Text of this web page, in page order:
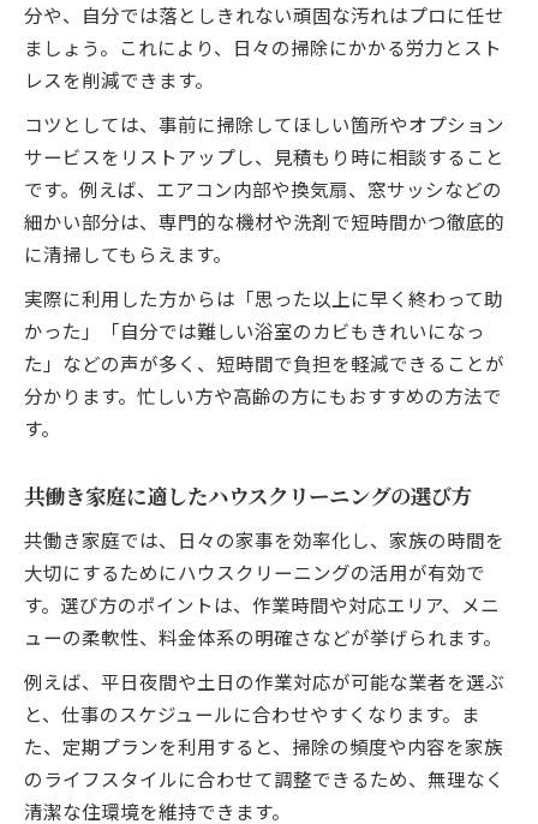
負担減に役立つ効率的な掃除ポイント
ハウスクリーニングで掃除負担を減らす秘
策
効率良く掃除するためのハウスクリーニン
グ術
ハウスクリーニングで手間を大幅に省く方
法
日常の負担を軽減するハウスクリーニング
活用法
ハウスクリーニングで家事時間を短縮する
コツ
分や、自分では落としきれない頑固な汚れはプロに任せ
ましょう。これにより、日々の掃除にかかる労力とスト
レスを削減できます。
コツとしては、事前に掃除してほしい箇所やオプション
サービスをリストアップし、見積もり時に相談すること
です。例えば、エアコン内部や換気扇、窓サッシなどの
細かい部分は、専門的な機材や洗剤で短時間かつ徹底的
に清掃してもらえます。
実際に利用した方からは「思った以上に早く終わって助
かった」「自分では難しい浴室のカビもきれいになっ
た」などの声が多く、短時間で負担を軽減できることが
分かります。忙しい方や高齢の方にもおすすめの方法で
す。
共働き家庭に適したハウスクリーニングの選び方
共働き家庭では、日々の家事を効率化し、家族の時間を
大切にするためにハウスクリーニングの活用が有効で
す。選び方のポイントは、作業時間や対応エリア、メニ
ューの柔軟性、料金体系の明確さなどが挙げられます。
例えば、平日夜間や土日の作業対応が可能な業者を選ぶ
と、仕事のスケジュールに合わせやすくなります。ま
た、定期プランを利用すると、掃除の頻度や内容を家族
のライフスタイルに合わせて調整できるため、無理なく
清潔な住環境を維持できます。